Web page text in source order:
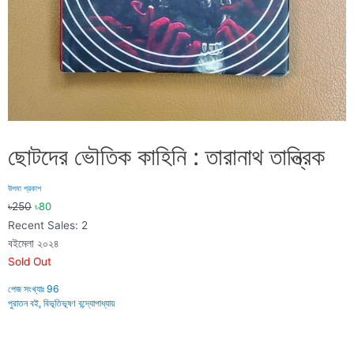
ছোটদের ভৌতিক কাহিনি : তারানাথ তান্ত্রিক
উপমা প্রকাশ
৳250 ৳80
Recent Sales: 2
বইমেলা ২০২৪
Sold Out
পেজ সংখ্যাঃ 96
পুরাতন বই, বিভূতিভূষণ বন্দ্যোপাধ্যায়